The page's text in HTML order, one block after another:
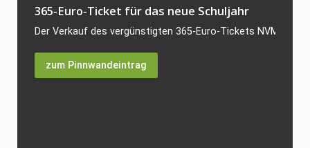
365‑Euro‑Ticket für das neue Schuljahr
Der Verkauf des vergünstigten 365‑Euro‑Tickets NVM für
zum Pinnwandeintrag